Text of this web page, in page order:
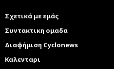
Σχετικά με εμάς
Συντακτικη ομαδα
Διαφήμιση Cyclonews
Καλενταρι